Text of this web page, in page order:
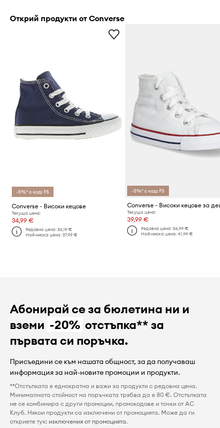
Открий продукти от Converse
-5%* с код: FS
Converse - Високи кецове
Текуща цена:
34,99 €
Редовна цена:56,19 €
Най-ниска цена:37,99 €
-5%* с код: FS
Converse - Високи кецове за
Текуща цена:
39,99 €
Редовна цена: 56,99 €
Най-ниска цена: 41,99 €
Абонирай се за бюлетина ни и
вземи -20% отстъпка** за
първата си поръчка.
Присъедини се към нашата общност, за да получаваш
информация за най-новите промоции и продукти.
**Отстъпката е еднократна и важи за продукти с редовна цена.
Минималната стойност на поръчката трябва да е 80 €. Отстъпката
не се комбинира с други промоции, промокодове и точки от AC
Клуб. Някои продукти са изключени от промоцията. Може да ги
откриете тук: изключения от промоцията.